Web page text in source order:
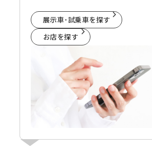
展示車･試乗車を探す
お店を探す